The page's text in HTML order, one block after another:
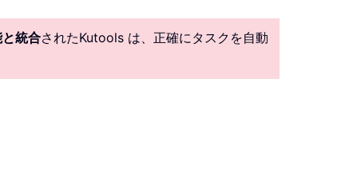
統合されたKutools は、正確にタスクを自動